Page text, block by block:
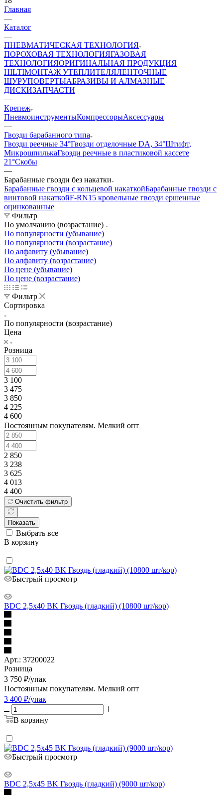
Главная
—
Каталог
—
ПНЕВМАТИЧЕСКАЯ ТЕХНОЛОГИЯ
ПОРОХОВАЯ ТЕХНОЛОГИЯГАЗОВАЯ
ТЕХНОЛОГИЯОРИГИНАЛЬНАЯ ПРОДУКЦИЯ
HILTIМОНТАЖ УТЕПЛИТЕЛЯЛЕНТОЧНЫЕ
ШУРУПОВЕРТЫАБРАЗИВЫ И АЛМАЗНЫЕ
ДИСКИЗАПЧАСТИ
—
Крепеж
ПневмоинструментыКомпрессорыАксессуары
—
Гвозди барабанного типа
Гвозди реечные 34°Гвозди отделочные DA, 34°Штифт,
МикрошпилькаГвозди реечные в пластиковой кассете
21°Скобы
—
Барабанные гвозди без накатки
Барабанные гвозди с кольцевой накаткойБарабанные гвозди с
винтовой накаткойF-RN15 кровельные гвозди ершенные
оцинкованные
Фильтр
По умолчанию (возрастание)
По популярности (убывание)
По популярности (возрастание)
По алфавиту (убывание)
По алфавиту (возрастание)
По цене (убывание)
По цене (возрастание)
Фильтр
Сортировка
По популярности (возрастание)
Цена
Розница
3 100
3 475
3 850
4 225
4 600
Постоянным покупателям. Мелкий опт
2 850
3 238
3 625
4 013
4 400
Очистить фильтр
Показать
Выбрать все
В корзину
Быстрый просмотр
BDC 2,5x40 BK Гвоздь (гладкий) (10800 шт/кор)
Арт.: 37200022
Розница
3 750 ₽/упак
Постоянным покупателям. Мелкий опт
3 400 ₽/упак
В корзину
Быстрый просмотр
BDC 2,5x45 BK Гвоздь (гладкий) (9000 шт/кор)